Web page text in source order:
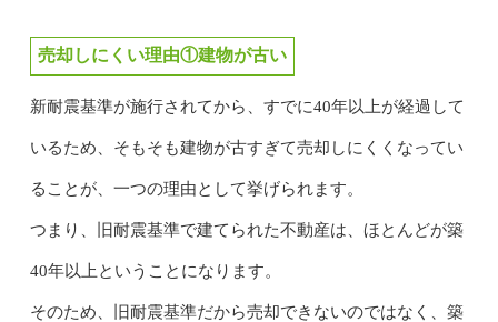
売却しにくい理由①建物が古い
新耐震基準が施行されてから、すでに40年以上が経過して
いるため、そもそも建物が古すぎて売却しにくくなってい
ることが、一つの理由として挙げられます。
つまり、旧耐震基準で建てられた不動産は、ほとんどが築
40年以上ということになります。
そのため、旧耐震基準だから売却できないのではなく、築